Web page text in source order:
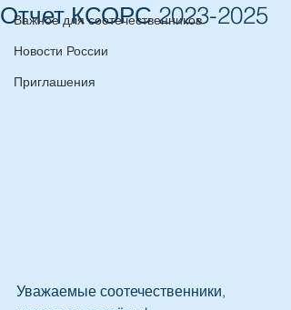
Важное для соотечественников
Новости России
Приглашения
Отчет КСОРС 2023-2025
Уважаемые соотечественники,